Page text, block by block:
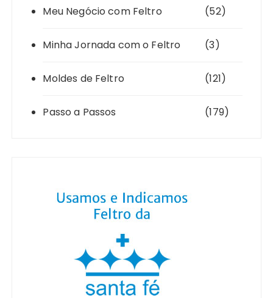
Meu Negócio com Feltro (52)
Minha Jornada com o Feltro (3)
Moldes de Feltro (121)
Passo a Passos (179)